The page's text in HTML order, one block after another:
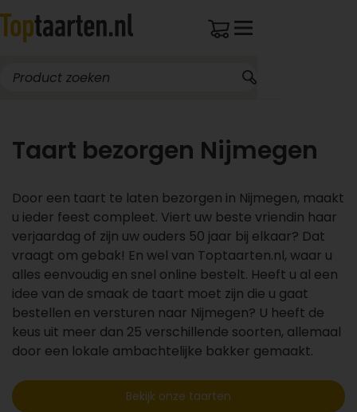
Taart bezorgen Nijmegen
Door een taart te laten bezorgen in Nijmegen, maakt
u ieder feest compleet. Viert uw beste vriendin haar
verjaardag of zijn uw ouders 50 jaar bij elkaar? Dat
vraagt om gebak! En wel van Toptaarten.nl, waar u
alles eenvoudig en snel online bestelt. Heeft u al een
idee van de smaak de taart moet zijn die u gaat
bestellen en versturen naar Nijmegen? U heeft de
keus uit meer dan 25 verschillende soorten, allemaal
door een lokale ambachtelijke bakker gemaakt.
Bekijk onze taarten